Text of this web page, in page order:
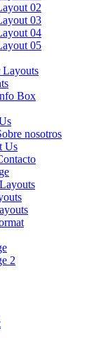
02
03
04
05
Layouts
Box
nosotros
Us
2